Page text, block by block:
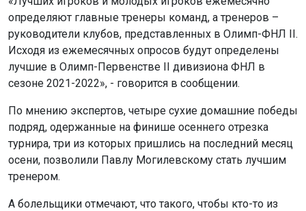
определяют главные тренеры команд, а тренеров –
руководители клубов, представленных в Олимп-ФНЛ II.
Исходя из ежемесячных опросов будут определены
лучшие в Олимп-Первенстве II дивизиона ФНЛ в
сезоне 2021-2022», - говорится в сообщении.
По мнению экспертов, четыре сухие домашние победы
подряд, одержанные на финише осеннего отрезка
турнира, три из которых пришлись на последний месяц
осени, позволили Павлу Могилевскому стать лучшим
тренером.
А болельщики отмечают, что такого, чтобы кто-то из